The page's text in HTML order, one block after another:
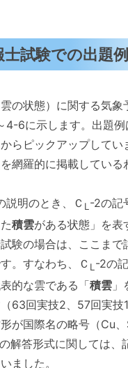
士試験での出題例
の状態）に関する気象
4-6に示します。出題
らピックアップしてい
網羅的に掲載している
明のとき、Ｃ L -2の記
積雲がある状態」を表
験の場合は、ここまで
。すなわち、Ｃ L -2の
的な雲である「積雲
63回実技2、57回実技1
が国際名の略号（Cu
解答形式に関しては、
ました。